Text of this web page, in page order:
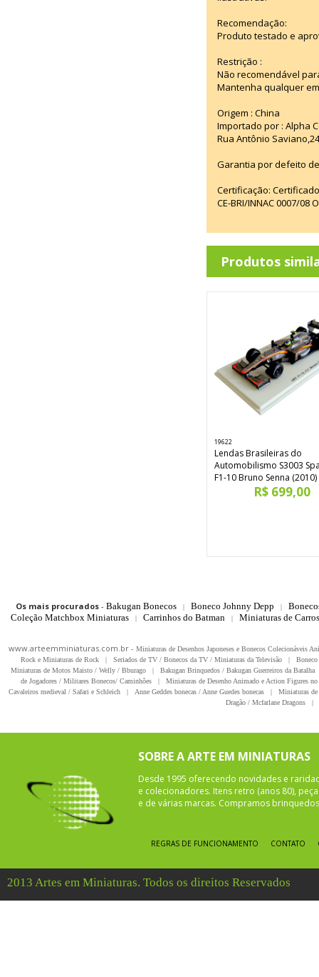
Recomendação:
Produto testado e
Restrição :
Não recomendável
Mantenha qualquer
Origem : China
Importado por : Alpha
Rua Antônio
Garantia por defeito
Certificação:
CE-BRI/INNAC 0007/08
Produtos
19622
Lendas Brasileiras do
Automobilismo S3003
F1-10 Bruno Senna (2010)
R$ 699,00
Os mais procurados- Bakugan Bonecos | Boneco Johnny Depp |
Coleção Matchbox Miniaturas
| Carrinhos do Batman | Miniaturas de
www.arteemminiaturas.com.br - Miniaturas de Desenhos Japoneses e Bonecos Colecionáveis
Rock e Miniaturas de Rock
| Seriados de TV / Bonecos da TV / Miniaturas da Televisão |
Miniaturas de Motos Maisto / Welly / Bburago
| Bakugan Brinquedos / Bakugan Guerreiros da Batalha
de Jogadores / Militares Bonecos/ Caminhões
|
Miniaturas de Desenho Animado e Action Figures
Cavaleiros medieval / Safari e Schleich
| Anne Geddes bonecas / Anne Guedes bonecas |
Miniaturas
Dragão / Mcfarlane Dragons
|
SOBRE A ARTE EM MINIATURAS
Desde 1995 oferecendo novidades e
e colecionadores. Itens retro (anos 80),
e de várias marcas. Compramos
REGRAS DE FUNCIONAMENTO CONTATO
2013 Artes em Miniaturas. Todos os direitos Reservados